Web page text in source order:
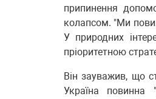
припинення
колапсом. "Ми
У природних
пріоритетною
Він зауважив, що
Україна